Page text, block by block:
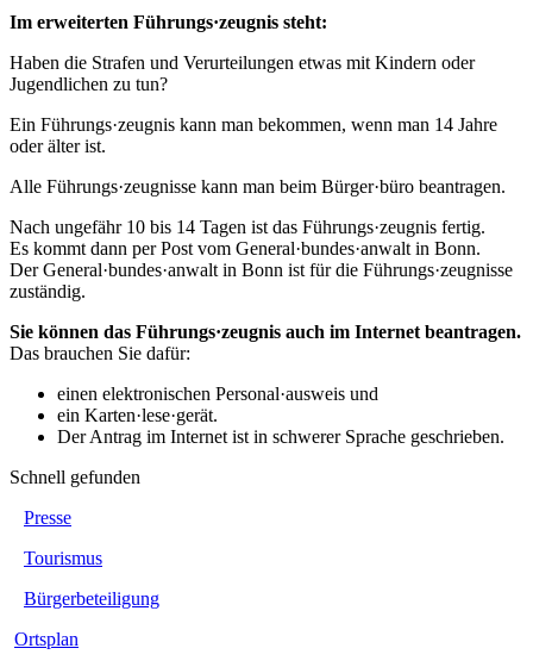
Im erweiterten Führungs·zeugnis steht:
Haben die Strafen und Verurteilungen etwas mit Kindern oder
Jugendlichen zu tun?
Ein Führungs·zeugnis kann man bekommen, wenn man 14 Jahre
oder älter ist.
Alle Führungs·zeugnisse kann man beim Bürger·büro beantragen.
Nach ungefähr 10 bis 14 Tagen ist das Führungs·zeugnis fertig.
Es kommt dann per Post vom General·bundes·anwalt in Bonn.
Der General·bundes·anwalt in Bonn ist für die Führungs·zeugnisse
zuständig.
Sie können das Führungs·zeugnis auch im Internet beantragen.
Das brauchen Sie dafür:
einen elektronischen Personal·ausweis und
ein Karten·lese·gerät.
Der Antrag im Internet ist in schwerer Sprache geschrieben.
Schnell gefunden
Presse
Tourismus
Bürgerbeteiligung
Ortsplan